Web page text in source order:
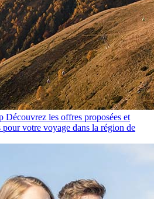
Découvrez les offres proposées et
pour votre voyage dans la région de